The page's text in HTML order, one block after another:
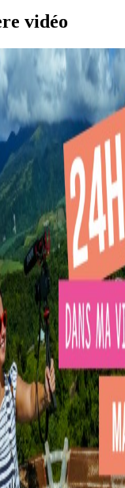
vidéo